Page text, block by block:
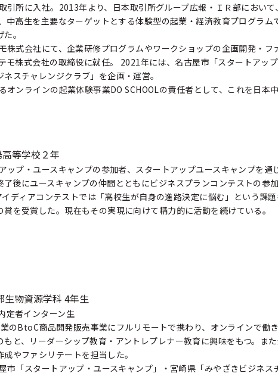
引所に入社。2013年より、日本取引所グループ広報・ＩＲ部におい
中高生を主要なターゲットとする体験型の起業・経済教育プログラム
。
株式会社にて、企業研修プログラムやワークショップの企画開発・フ
モ株式会社の取締役に就任。 2021年には、名古屋市「スタートアッ
スチャレンジクラブ」を企画・運営。
オンラインの起業体験事業DO SCHOOLの責任者として、これを日本
等学校２年
ップ・ユースキャンプの参加者、スタートアップユースキャンプを通
了後にユースキャンプの仲間とともにビジネスプランコンテストの参
ディアコンテストでは「高校生が自身の進路決定に悩む」という課題
賞を受賞した。現在もその実現に向けて精力的に活動を続けている。
生物資源学科 4年生
定者インターン生
のBtoC商品開発販売事業にフルリモートで携わり、オンラインで働
もと、リーダーシップ教育・アントレプレナー教育に興味をもつ。ま
やファシリテートを担当した。
市「スタートアップ・ユースキャンプ」・宮崎県「みやざきビジネス